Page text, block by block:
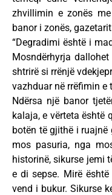
zhvillimin e zonës
banor i zonës,
“Degradimi është i
Mosndërhyrja
shtrirë si rrënjë
vazhduar në rrëfimin e
Ndërsa një banor
kalaja, e vërteta është
botën të gjithë i ruajnë
mos pasuria, nga
historinë, sikurse jemi
e di sepse. Mirë
vend i bukur. Sikurse